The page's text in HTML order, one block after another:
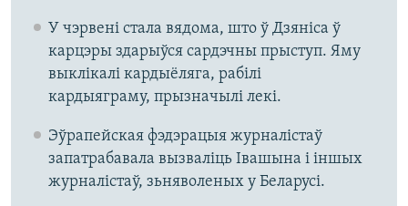
У чэрвені стала вядома, што ў Дзяніса ў
карцэры здарыўся сардэчны прыступ. Яму
выклікалі кардыёляга, рабілі
кардыяграму, прызначылі лекі.
Эўрапейская фэдэрацыя журналістаў
запатрабавала вызваліць Івашына і іншых
журналістаў, зьняволеных у Беларусі.